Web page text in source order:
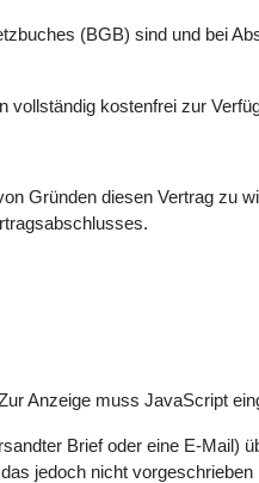
(BGB) sind und bei
vollständig kostenfrei zur
Gründen diesen Vertrag zu
Anzeige muss JavaScript
Brief oder eine E-Mail)
jedoch nicht vorgeschrieben